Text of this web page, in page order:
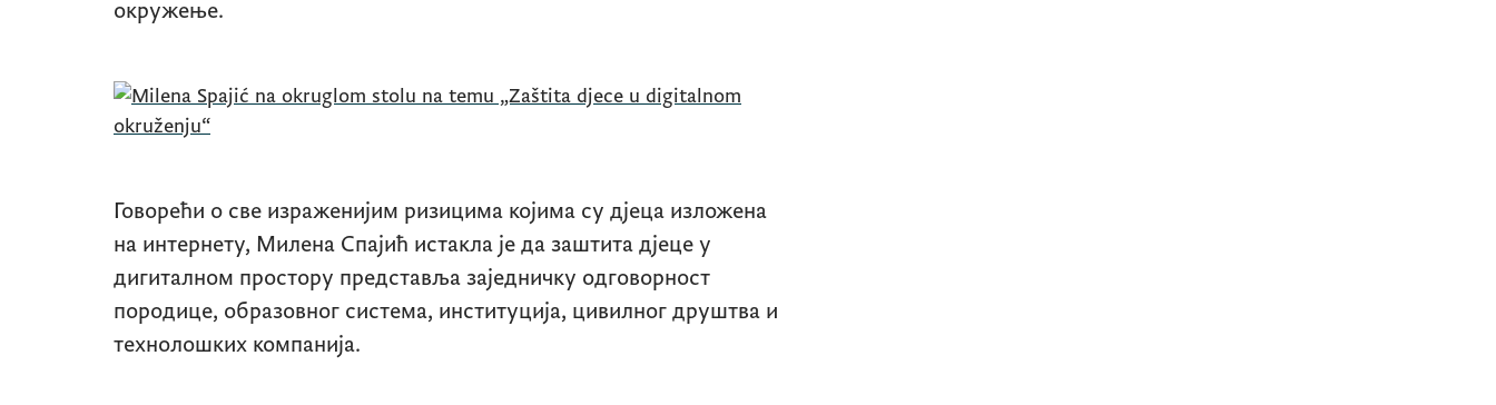
окружење.
Говорећи о све израженијим ризицима којима су дјеца изложена
на интернету, Милена Спајић истакла је да заштита дјеце у
дигиталном простору представља заједничку одговорност
породице, образовног система, институција, цивилног друштва и
технолошких компанија.